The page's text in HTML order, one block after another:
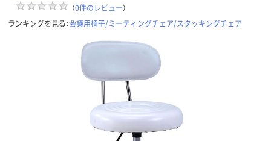
（0件のレビュー）
ランキングを見る：会議用椅子/ミーティングチェア/スタッキングチェア